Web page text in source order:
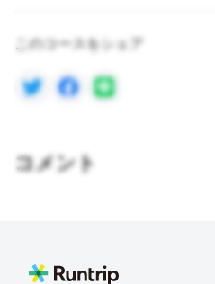
このコースをシェア
コメント